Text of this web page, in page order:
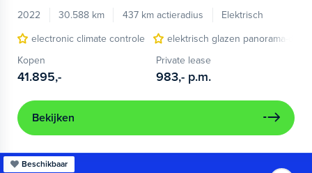
2022
30.588 km 437 km actieradius
Elektrisch
electronic climate controle
elektrisch glazen panorama-dak
Kopen
41.895,-
Private lease
983,- p.m.
Bekijken
Beschikbaar